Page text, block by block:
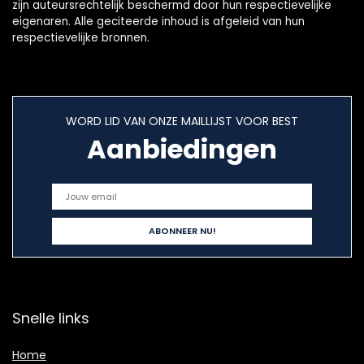
zijn auteursrechtelijk beschermd door hun respectievelijke
eigenaren. Alle geciteerde inhoud is afgeleid van hun
respectievelijke bronnen.
WORD LID VAN ONZE MAILLIJST VOOR BEST
Aanbiedingen
Snelle links
Home